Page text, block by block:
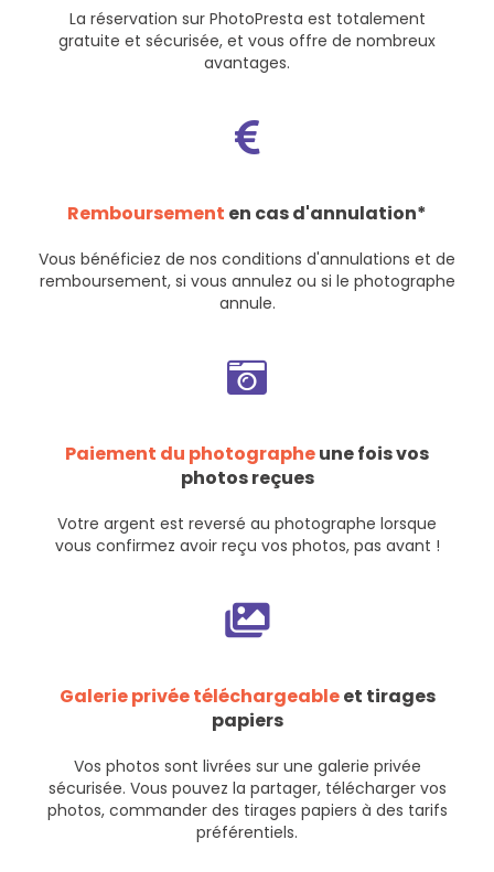
La réservation sur PhotoPresta est totalement
gratuite et sécurisée, et vous offre de nombreux
avantages.
Remboursement en cas d'annulation*
Vous bénéficiez de nos conditions d'annulations et de
remboursement, si vous annulez ou si le photographe
annule.
Paiement du photographeune fois vos
photos reçues
Votre argent est reversé au photographe lorsque
vous confirmez avoir reçu vos photos, pas avant !
Galerie privée téléchargeableet tirages
papiers
Vos photos sont livrées sur une galerie privée
sécurisée. Vous pouvez la partager, télécharger vos
photos, commander des tirages papiers à des tarifs
préférentiels.